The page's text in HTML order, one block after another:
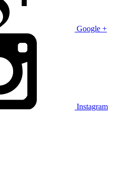
Google +
Instagram